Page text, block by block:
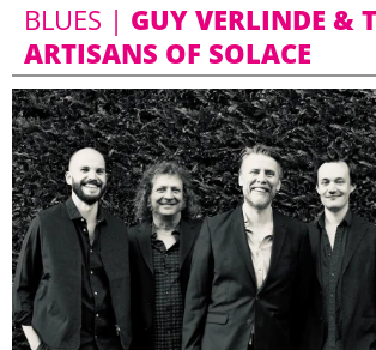
Sponsoren
Anfahrt
PROGRAMM
SERVICE
IMPRESSUM
BLUES | GUY VERLINDE &
ARTISANS OF SOLACE